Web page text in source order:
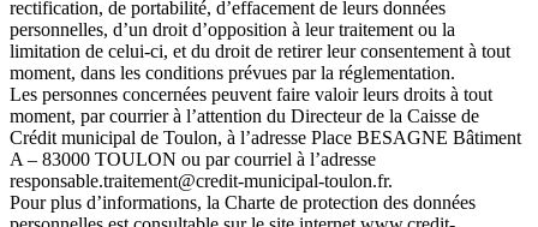
rectification, de portabilité, d’effacement de leurs données
personnelles, d’un droit d’opposition à leur traitement ou la
limitation de celui-ci, et du droit de retirer leur consentement à tout
moment, dans les conditions prévues par la réglementation.
Les personnes concernées peuvent faire valoir leurs droits à tout
moment, par courrier à l’attention du Directeur de la Caisse de
Crédit municipal de Toulon, à l’adresse Place BESAGNE Bâtiment
A – 83000 TOULON ou par courriel à l’adresse
responsable.traitement@credit-municipal-toulon.fr.
Pour plus d’informations, la Charte de protection des données